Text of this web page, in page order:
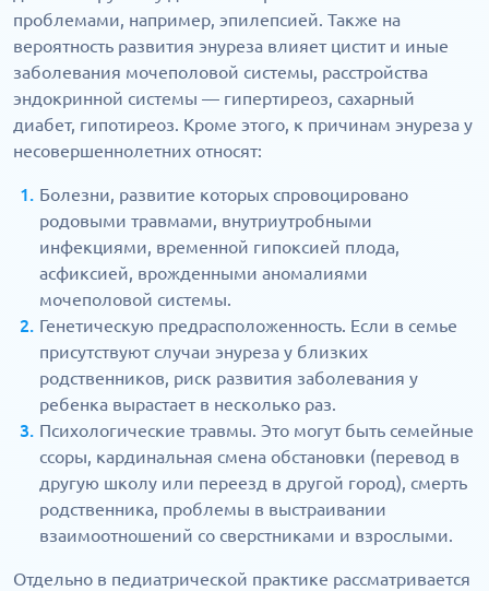
проблемами, например, эпилепсией. Также на
вероятность развития энуреза влияет цистит и иные
заболевания мочеполовой системы, расстройства
эндокринной системы — гипертиреоз, сахарный
диабет, гипотиреоз. Кроме этого, к причинам энуреза у
несовершеннолетних относят:
Болезни, развитие которых спровоцировано
родовыми травмами, внутриутробными
инфекциями, временной гипоксией плода,
асфиксией, врожденными аномалиями
мочеполовой системы.
Генетическую предрасположенность. Если в семье
присутствуют случаи энуреза у близких
родственников, риск развития заболевания у
ребенка вырастает в несколько раз.
Психологические травмы. Это могут быть семейные
ссоры, кардинальная смена обстановки (перевод в
другую школу или переезд в другой город), смерть
родственника, проблемы в выстраивании
взаимоотношений со сверстниками и взрослыми.
Отдельно в педиатрической практике рассматривается